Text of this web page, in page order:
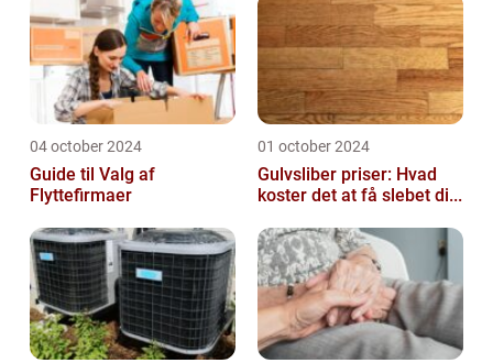
04 october 2024
Guide til Valg af
Flyttefirmaer
01 october 2024
Gulvsliber priser: Hvad
koster det at få slebet di...